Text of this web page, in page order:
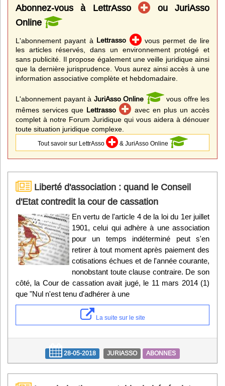
Abonnez-vous à LettrAsso
ou JuriAsso
Online
L'abonnement payant à Lettrasso
vous permet de lire
les articles réservés, dans un environnement protégé et
sans publicité. Il propose également une veille juridique ainsi
que la dernière jurisprudence. Vous aurez ainsi accès à une
information associative complète et hebdomadaire.
L'abonnement payant à JuriAsso Online
vous offre les
mêmes services que Lettrasso
avec en plus un accès
complet à notre Forum Juridique qui vous aidera à dénouer
toute situation juridique complexe.
Tout savoir sur LettrAsso & JuriAsso Online
Liberté d'association : quand le Conseil
d'Etat contredit la cour de cassation
En vertu de l'article 4 de la loi du 1er juillet
1901, celui qui adhère à une association
pour un temps indéterminé peut s'en
retirer à tout moment après paiement des
cotisations échues et de l'année courante,
nonobstant toute clause contraire. De son
côté, la Cour de cassation avait jugé, le 11 mars 2014 (1)
que "Nul n'est tenu d'adhérer à une
La suite sur le site
28-05-2018 JURIASSO ABONNES